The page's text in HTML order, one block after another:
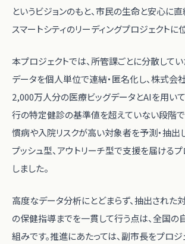
というビジョンのもと、市民の生命と安心に
スマートシティのリーディングプロジェクトに
本プロジェクトでは、所管課ごとに分散して
データを個人単位で連結・匿名化し、株式会
2,000万人分の医療ビッグデータとAIを用い
行の特定健診の基準値を超えていない段階
慣病や入院リスクが高い対象者を予測・抽出
プッシュ型、アウトリーチ型で支援を届ける
しました。
高度なデータ分析にとどまらず、抽出された
の保健指導までを一貫して行う点は、全国の
組みです。推進にあたっては、副市長をプロ